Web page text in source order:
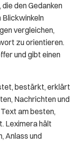
den Gedanken
Blickwinkeln
vergleichen,
zu orientieren.
und gibt einen
bestärkt, erklärt
Nachrichten und
am besten,
Leximera hält
Anlass und